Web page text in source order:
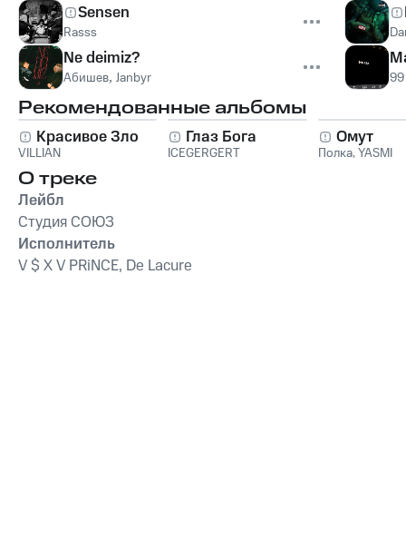
Sensen
Rasss
Ne deimiz?
Абишев, Janbyr
Рекомендованные альбомы
Красивое Зло
VILLIAN
Глаз Бога
ICEGERGERT
Омут
Полка,YASMI
О треке
Лейбл
Студия СОЮЗ
Исполнитель
V $ X V PRiNCE, De Lacure